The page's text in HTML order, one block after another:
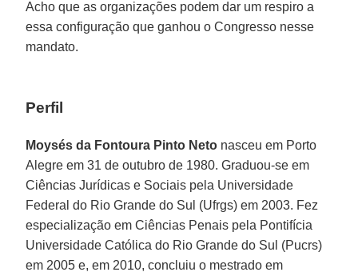
Acho que as organizações podem dar um respiro a
essa configuração que ganhou o Congresso nesse
mandato.
Perfil
Moysés da Fontoura Pinto Neto nasceu em Porto
Alegre em 31 de outubro de 1980. Graduou-se em
Ciências Jurídicas e Sociais pela Universidade
Federal do Rio Grande do Sul (Ufrgs) em 2003. Fez
especialização em Ciências Penais pela Pontifícia
Universidade Católica do Rio Grande do Sul (Pucrs)
em 2005 e, em 2010, concluiu o mestrado em